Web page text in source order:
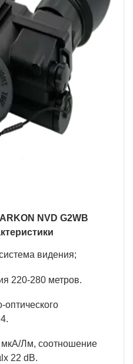
NVD G2WB
видения;
220-280 метров.
оптического
мкА/Лм, соотношение
22 dB.